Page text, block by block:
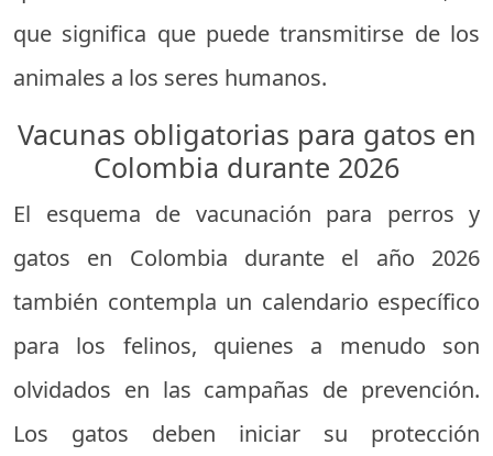
que significa que puede transmitirse de los
animales a los seres humanos.
Vacunas obligatorias para gatos en
Colombia durante 2026
El esquema de vacunación para perros y
gatos en Colombia durante el año 2026
también contempla un calendario específico
para los felinos, quienes a menudo son
olvidados en las campañas de prevención.
Los gatos deben iniciar su protección